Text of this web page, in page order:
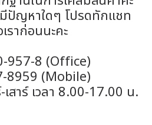
ญหาใดๆ โปรดทักแชท
ราก่อนนะคะ
957-8 (Office)
8959 (Mobile)
สาร์ เวลา 8.00-17.00 น.